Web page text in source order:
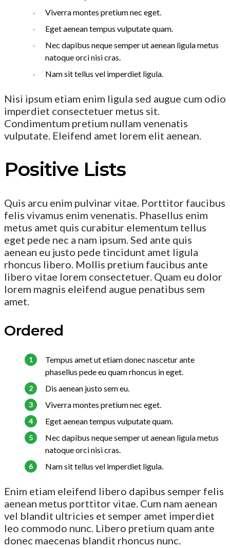
Viverra montes pretium nec eget.
Eget aenean tempus vulputate quam.
Nec dapibus neque semper ut aenean ligula metus
natoque orci nisi cras.
Nam sit tellus vel imperdiet ligula.
Nisi ipsum etiam enim ligula sed augue cum odio
imperdiet consectetuer metus sit.
Condimentum pretium nullam venenatis
vulputate. Eleifend amet lorem elit aenean.
Positive Lists
Quis arcu enim pulvinar vitae. Porttitor faucibus
felis vivamus enim venenatis. Phasellus enim
metus amet quis curabitur elementum tellus
eget pede nec a nam ipsum. Sed ante quis
aenean eu justo pede tincidunt amet ligula
rhoncus libero. Mollis pretium faucibus ante
libero vitae lorem consectetuer. Quam eu dolor
lorem magnis eleifend augue penatibus sem
amet.
Ordered
Tempus amet ut etiam donec nascetur ante
phasellus pede eu quam rhoncus in eget.
Dis aenean justo sem eu.
Viverra montes pretium nec eget.
Eget aenean tempus vulputate quam.
Nec dapibus neque semper ut aenean ligula metus
natoque orci nisi cras.
Nam sit tellus vel imperdiet ligula.
Enim etiam eleifend libero dapibus semper felis
aenean metus porttitor vitae. Cum nam aenean
vel blandit ultricies et semper amet imperdiet
leo commodo nunc. Libero pretium quam ante
donec maecenas blandit rhoncus nunc.